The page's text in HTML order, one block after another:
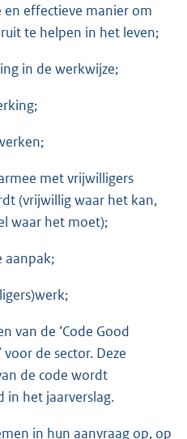
en effectieve manier om
te helpen in het leven;
in de werkwijze;
met vrijwilligers
(vrijwillig waar het kan,
waar het moet);
aanpak;
van de ‘Code Good
voor de sector. Deze
de code wordt
in het jaarverslag.
in hun aanvraag op, op